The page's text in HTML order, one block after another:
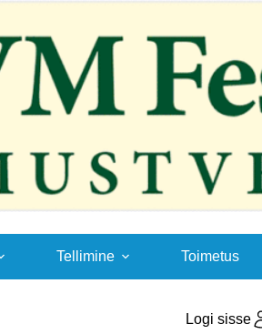
Tellimine Toimetus
Logi sisse